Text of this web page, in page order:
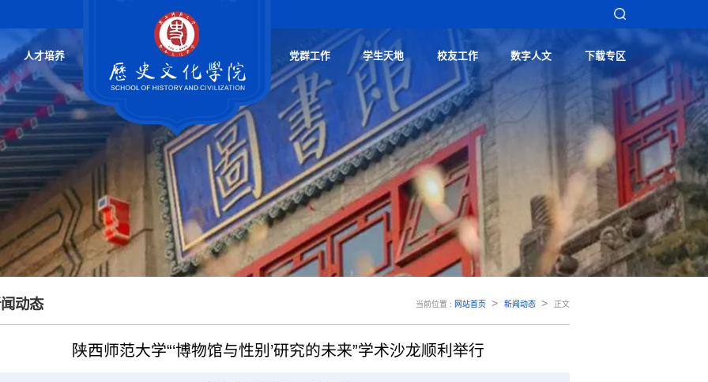
人才培养 党群工作 学生天地 校友工作 数字人文 下载专区
动态 当前位置 : 网站首页 > 新闻动态 > 正文
陕西师范大学“‘博物馆与性别’研究的未来”学术沙龙顺利举行